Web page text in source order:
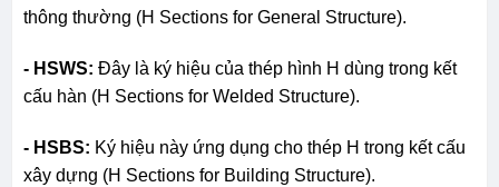
thông thường (H Sections for General Structure).
- HSWS: Đây là ký hiệu của thép hình H dùng trong kết
cấu hàn (H Sections for Welded Structure).
- HSBS: Ký hiệu này ứng dụng cho thép H trong kết cấu
xây dựng (H Sections for Building Structure).